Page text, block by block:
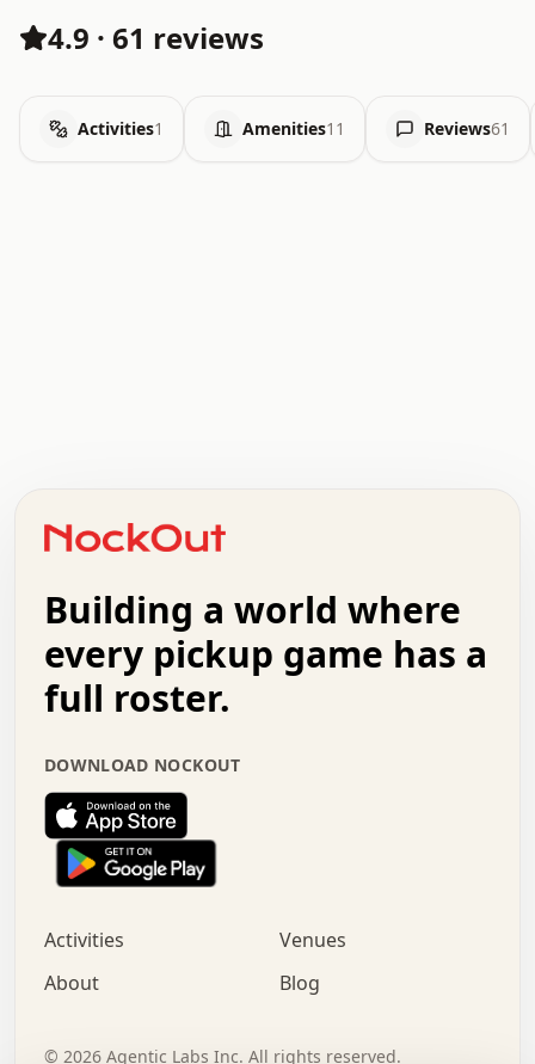
4.9 · 61 reviews
Activities1 Amenities11 Reviews61
+   .   .   .   .   .   .   .   .   .   +   .   .
.   .   .   .   .   .   .   .   .   .   .   :   .
.   .   .   .   +   .   .   .   .   .   .   .   +
.   :   .   .   .   .   .   .   .   .   o   .   .
.   .   x   .   .   .   .   .   .   :   .   .   o
.   .   .   .   :   .   .   .   .   o   .   .   .
.   .   .   .   .   .   .   :   .   .   .   .   .
.   .   .   .   .   .   .   +   .   .   x   .   .
.   .   .   .   .   :   +   .   .   .   .   .   o
.   .   .   .   .   .   .   .   .   .   .   .   .
.   .   :   o   .   .   .   .   .   .   .   +   .
.   o   .   .   .   .   x   .   .   .   .   .   .
+   .   o   .   .   .   .   o   .   .   .   .
.   +   .   .   .   .   .   .   .   .   :   .   x
Building a world where
every pickup game has a
full roster.
DOWNLOAD NOCKOUT
Activities
Venues
About
Blog
© 2026 Agentic Labs Inc. All rights reserved.